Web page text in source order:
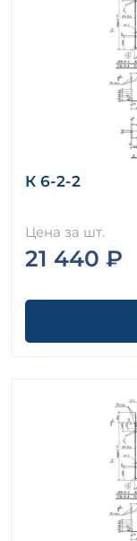
К 6-2-2
Цена за шт.
21 440 ₽